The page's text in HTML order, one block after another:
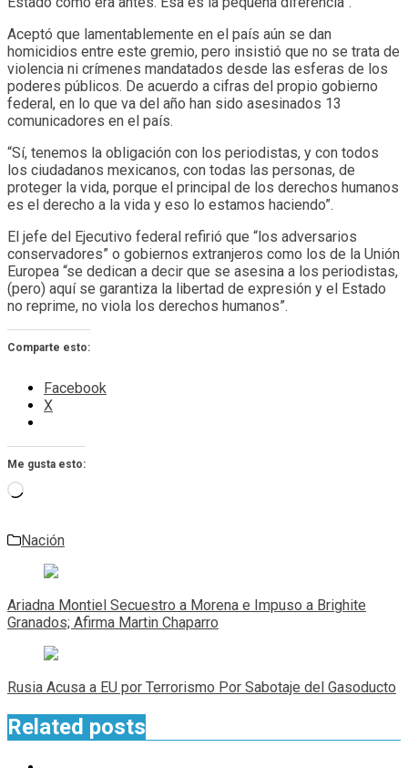
Aceptó que lamentablemente en el país aún se dan
homicidios entre este gremio, pero insistió que no se trata de
violencia ni crímenes mandatados desde las esferas de los
poderes públicos. De acuerdo a cifras del propio gobierno
federal, en lo que va del año han sido asesinados 13
comunicadores en el país.
“Sí, tenemos la obligación con los periodistas, y con todos
los ciudadanos mexicanos, con todas las personas, de
proteger la vida, porque el principal de los derechos humanos
es el derecho a la vida y eso lo estamos haciendo”.
El jefe del Ejecutivo federal refirió que “los adversarios
conservadores” o gobiernos extranjeros como los de la Unión
Europea “se dedican a decir que se asesina a los periodistas,
(pero) aquí se garantiza la libertad de expresión y el Estado
no reprime, no viola los derechos humanos”.
Comparte esto:
Facebook
X
Me gusta esto:
Cargando...
Nación
Navegación
de
entradas
Ariadna Montiel Secuestro a Morena e Impuso a Brighite
Granados; Afirma Martin Chaparro
Rusia Acusa a EU por Terrorismo Por Sabotaje del Gasoducto
Related posts